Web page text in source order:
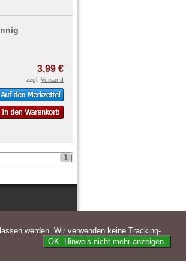
3,99 €
zzgl. Versand
1
werden. Wir verwenden keine Tracking-
OK. Hinweis nicht mehr anzeigen.